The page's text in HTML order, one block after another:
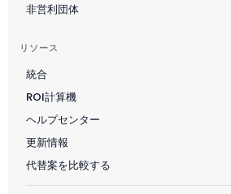
非営利団体
リソース
統合
ROI計算機
ヘルプセンター
更新情報
代替案を比較する